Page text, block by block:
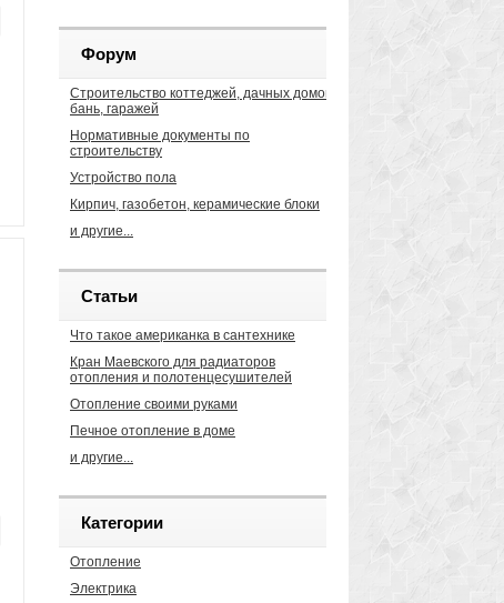
Форум
Строительство коттеджей, дачных домов,
бань, гаражей
Нормативные документы по
строительству
Устройство пола
Кирпич, газобетон, керамические блоки
и другие...
Статьи
Что такое американка в сантехнике
Кран Маевского для радиаторов
отопления и полотенцесушителей
Отопление своими руками
Печное отопление в доме
и другие...
Категории
Отопление
Электрика